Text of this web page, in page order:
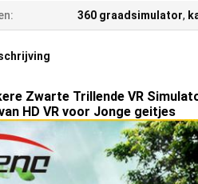
360 graadsimulator,
Zwarte Trillende VR
HD VR voor Jonge geitjes